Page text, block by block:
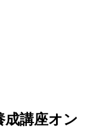
成講座オン